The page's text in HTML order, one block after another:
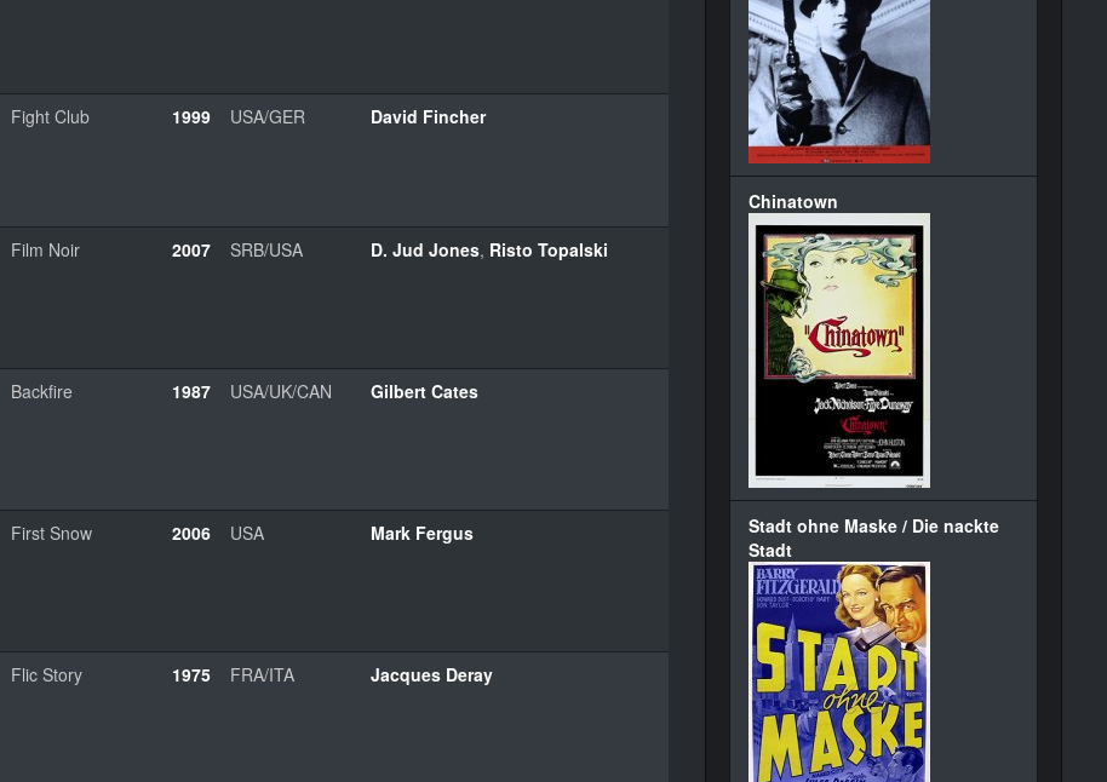
Fight Club 1999 USA/GER David Fincher
Film Noir 2007 SRB/USA D. Jud Jones, Risto Topalski
Backfire 1987 USA/UK/CAN Gilbert Cates
First Snow 2006 USA Mark Fergus
Flic Story 1975 FRA/ITA Jacques Deray
Chinatown
Stadt ohne Maske / Die nackte
Stadt